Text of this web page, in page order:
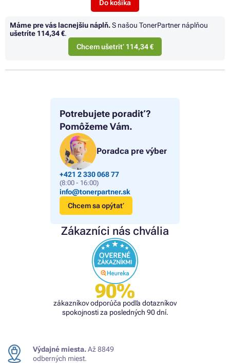
Potrebujete poradiť?
Pomôžeme Vám.
Poradca pre výber
+421 2 330 068 77
(8:00 - 16:00)
info@tonerpartner.sk
Chcem sa opýtať
Zákazníci nás chvália
90%
zákazníkov odporúča podľa dotazníkov
spokojnosti za posledných 90 dní.
Do košíka
Máme pre vás lacnejšiu náplň.S našou TonerPartner náplňou
ušetríte 114,34 €.
Chcem ušetriť 114,34 €
Výdajné miesta.Až 8849
odberných miest.